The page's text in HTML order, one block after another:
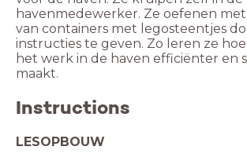
havenmedewerker. Ze oefenen
van containers met legosteentjes
instructies te geven. Zo leren ze
het werk in de haven efficiënter en
maakt.
Instructions
LESOPBOUW